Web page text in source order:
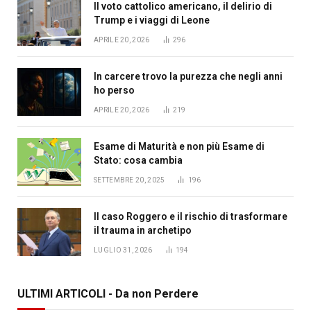
Il voto cattolico americano, il delirio di
Trump e i viaggi di Leone
APRILE 20, 2026 296
In carcere trovo la purezza che negli anni
ho perso
APRILE 20, 2026 219
Esame di Maturità e non più Esame di
Stato: cosa cambia
SETTEMBRE 20, 2025 196
Il caso Roggero e il rischio di trasformare
il trauma in archetipo
LUGLIO 31, 2026 194
ULTIMI ARTICOLI - Da non Perdere